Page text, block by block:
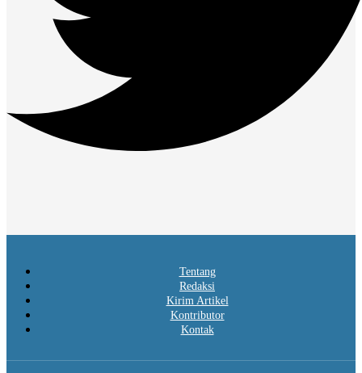
Tentang
Redaksi
Kirim Artikel
Kontributor
Kontak